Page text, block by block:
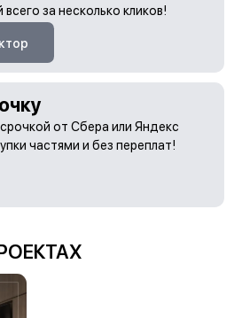
за несколько кликов!
от Сбера или Яндекс
частями и без переплат!